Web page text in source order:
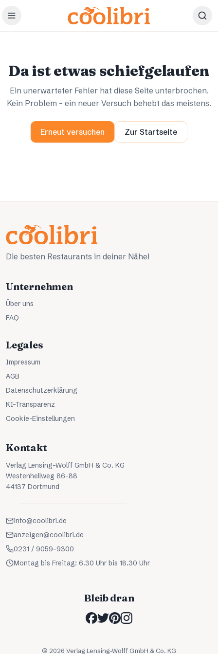
Zum Hauptinhalt springen
Da ist etwas schiefgelaufen
Ein unerwarteter Fehler hat diese Seite unterbrochen.
Kein Problem – ein neuer Versuch behebt das meistens.
Erneut versuchen Zur Startseite
Die besten Restaurants in deiner Nähe!
Unternehmen
Über uns
FAQ
Legales
Impressum
AGB
Datenschutzerklärung
KI-Transparenz
Cookie-Einstellungen
Kontakt
Verlag Lensing-Wolff GmbH & Co. KG
Westenhellweg 86-88
44137 Dortmund
info@coolibri.de
anzeigen@coolibri.de
0231 / 9059-9300
Montag bis Freitag: 6.30 Uhr bis 18.30 Uhr
Bleib dran
© 2026 Verlag Lensing-Wolff GmbH & Co. KG